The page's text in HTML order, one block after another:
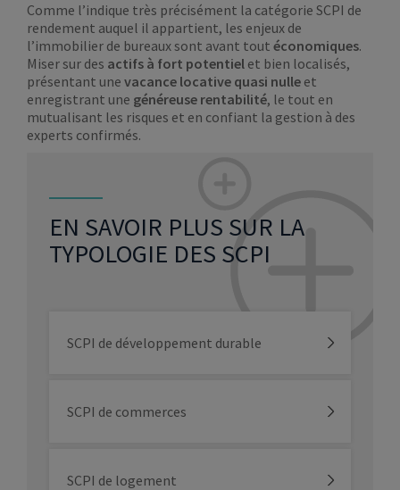
Comme l’indique très précisément la catégorie SCPI de
rendement auquel il appartient, les enjeux de
l’immobilier de bureaux sont avant tout économiques.
Miser sur des actifs à fort potentiel et bien localisés,
présentant une vacance locative quasi nulle et
enregistrant une généreuse rentabilité, le tout en
mutualisant les risques et en confiant la gestion à des
experts confirmés.
EN SAVOIR PLUS SUR LA
TYPOLOGIE DES SCPI
SCPI de développement durable
SCPI de commerces
SCPI de logement